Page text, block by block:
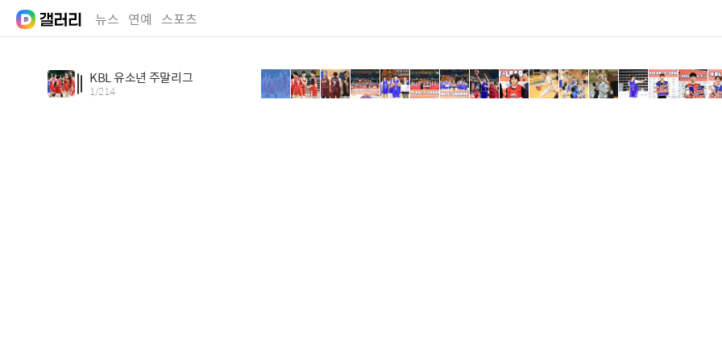
뉴스 연예 스포츠
KBL 유소년 주말리그
1/214